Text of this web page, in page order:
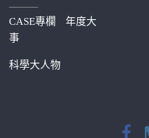
———
CASE專欄
年度大
事
科學大人物